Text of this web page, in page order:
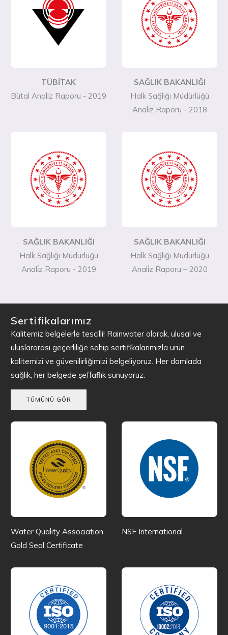
TÜBİTAK
Bütal Analiz Raporu - 2019
SAĞLIK BAKANLIĞI
Halk Sağlığı Müdürlüğü
Anali̇z Raporu - 2018
SAĞLIK BAKANLIĞI
Halk Sağlığı Müdürlüğü
Anali̇z Raporu - 2019
SAĞLIK BAKANLIĞI
Halk Sağlığı Müdürlüğü
Anali̇z Raporu – 2020
Sertifikalarımız
Kalitemiz belgelerle tescilli! Rainwater olarak, ulusal ve
uluslararası geçerliliğe sahip sertifikalarımızla ürün
kalitemizi ve güvenilirliğimizi belgeliyoruz. Her damlada
sağlık, her belgede şeffaflık sunuyoruz.
TÜMÜNÜ GÖR
Water Quality Association
Gold Seal Certificate
NSF International